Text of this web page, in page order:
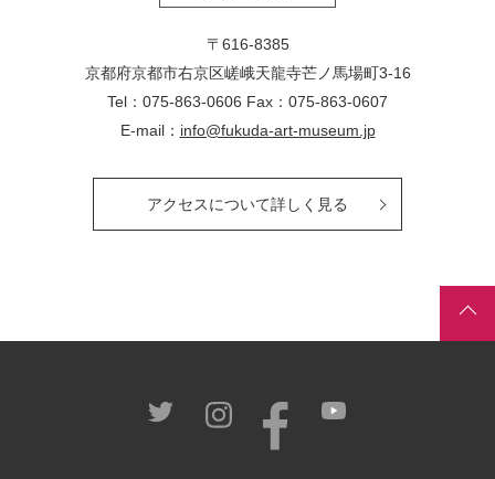
〒616-8385
京都府京都市右京区嵯峨天龍寺芒ノ馬場町3-16
Tel：075-863-0606 Fax：075-863-0607
E-mail： info@fukuda-art-museum.jp
アクセスについて詳しく見る